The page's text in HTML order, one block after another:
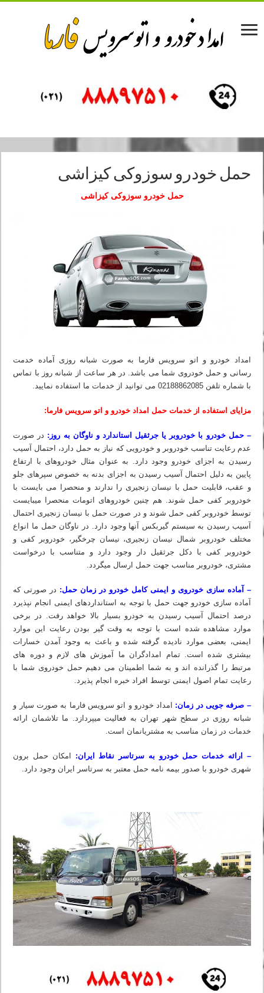
حمل خودرو سوزوکی کیزاشی
حمل خودرو سوزوکی کیزاشی
امداد خودرو و اتو سرویس فارما به صورت شبانه روزی آماده خدمت
رسانی و حمل خودروی شما می باشد. در هر ساعت از شبانه روز با تماس
با شماره تلفن 02188862085 می‏ توانید از خدمات ما استفاده نمایید.
مزایای استفاده از خدمات حمل امداد خودرو و اتو سرویس فارما:
– حمل خودرو با خودروبر یا جرثقیل استاندارد و ناوگان به روز: در صورت
عدم رعایت تناسب خودروبر و خودرویی که نیاز به حمل دارد، احتمال آسیب
رسیدن به اجزای خودرو وجود دارد. به عنوان مثال خودروهای با ارتفاع
پایین به دلیل احتمال آسیب رسیدن به اجزای بدنه به خصوص سپرهای جلو
و عقب، قابلیت حمل با نیسان زنجیری را ندارند و منحصرا می بایست با
خودروبر کفی حمل شوند. هم چنین خودروهای اتومات منحصرا می‏بایست
توسط خودروبر کفی حمل شوند و در صورت حمل با نیسان زنجیری احتمال
آسیب رسیدن به سیستم گیربکس آنها وجود دارد. در ناوگان حمل ما انواع
مختلف خودروبر شمال نیسان زنجیری، نیسان چرخگیر، خودروبر کفی و
خودروبر کفی با دکل جرثقیل دار وجود دارد و متناسب با درخواست
مشتری، خودروبر مناسب جهت حمل ارسال میگردد.
– آماده سازی خودروی و ایمنی کامل خودرو در زمان حمل: در صورتی که
آماده سازی خودرو جهت حمل با توجه به استانداردهای ایمنی انجام نپذیرد
درصد احتمال آسیب رسیدن به خودرو بسیار بالا خواهد رفت. در برخی
موارد مشاهده شده است با توجه به وقت گیر بودن رعایت این موارد
ایمنی، بعضی موارد نادیده گرفته شده و باعث به وجود آمدن خسارات
بیشتری شده است. تمام امدادگران ما آموزش‏ های لازم و دوره‏ های
مرتبط را گذرانده اند و به شما اطمینان می دهیم حمل خودروی شما با
رعایت تمام اصول ایمنی توسط افراد خبره انجام پذیرد.
– صرفه جویی در زمان: امداد خودرو و اتو سرویس فارما به صورت سیار و
شبانه روزی در سطح شهر تهران به فعالیت میپردازد. ما تلاشمان ارائه
خدمات در زمان مناسب به مشتریانمان است.
– ارائه خدمات حمل خودرو به سرتاسر نقاط ایران: امکان حمل برون
شهری خودرو با صدور بیمه نامه حمل معتبر به سرتاسر ایران وجود دارد.